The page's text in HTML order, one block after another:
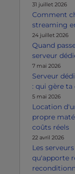
31 juillet 2026
Comment
streaming
24 juillet 2026
Quand
serveur
7 mai 2026
Serveur
: qui gère
5 mai 2026
Location
propre
coûts réels
22 avril 2026
Les
qu'apporte